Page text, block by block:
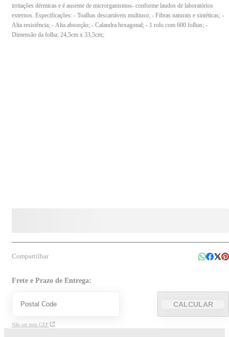
irritações dérmicas e é ausente de microrganismos- conforme laudos de laboratórios
externos. Especificações: - Toalhas descartáveis multiuso; - Fibras naturais e sintéticas; -
Alta resistência; - Alta absorção; - Calandra hexagonal; - 1 rolo com 600 folhas; -
Dimensão da folha: 24,5cm x 33,5cm;
Compartilhar
Frete e Prazo de Entrega:
CALCULAR
Não sei meu CEP